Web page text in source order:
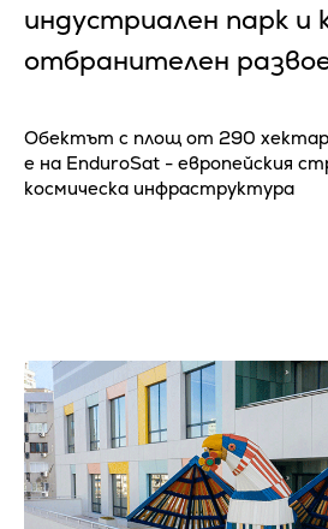
индустриален парк и
отбранителен
Обектът с площ от 290
е на EnduroSat - европейския
космическа инфраструктура